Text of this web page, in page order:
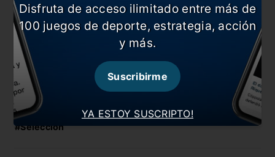
De Paul, en duda para enfrentar a Países Bajos
En esta nota:
#Cuti Romero #Mundial
#Noticia #Paraguay
#Perú
#Selección
YA ESTOY SUSCRIPTO!
Disfruta de acceso ilimitado entre más de
100 juegos de deporte, estrategia, acción
y más.
Suscribirme